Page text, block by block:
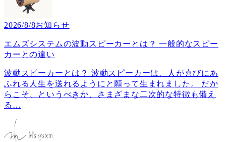
2026/8/8お知らせ
エムズシステムの波動スピーカーとは？ 一般的なスピー
カーとの違い
波動スピーカーとは？ 波動スピーカーは、人が喜びにあ
ふれる人生を送れるようにと願って生まれました。 だか
らこそ、というべきか、さまざまな二次的な特徴も備え
る …